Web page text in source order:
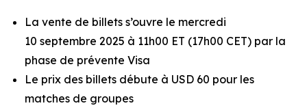
La vente de billets s’ouvre le mercredi
10 septembre 2025 à 11h00 ET (17h00 CET) par la
phase de prévente Visa
Le prix des billets débute à USD 60 pour les
matches de groupes